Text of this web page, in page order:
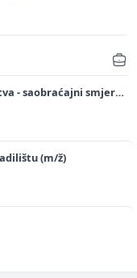
- saobraćajni smjer
(m/ž)